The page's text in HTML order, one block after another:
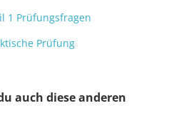
1 Prüfungsfragen
Prüfung
auch diese anderen